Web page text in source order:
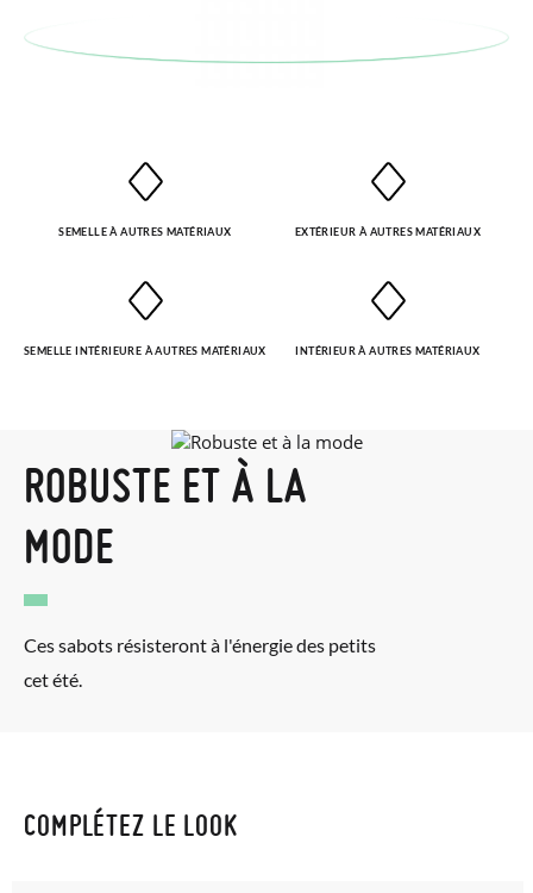
bureau de poste Francia Colissimo et passer une nouvelle
commande pour la pointure ou le modèle souhaité.
SEMELLE À AUTRES MATÉRIAUX EXTÉRIEUR À AUTRES MATÉRIAUX
SEMELLE INTÉRIEURE À AUTRES MATÉRIAUX INTÉRIEUR À AUTRES MATÉRIAUX
ROBUSTE ET À LA
MODE
Ces sabots résisteront à l'énergie des petits
cet été.
COMPLÉTEZ LE LOOK